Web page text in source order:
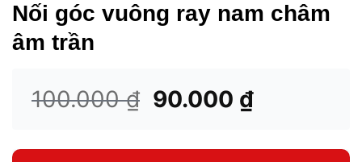
Nối góc vuông ray nam châm
âm trần
100.000₫ Giá
là:
90.000 ₫Giá
tại